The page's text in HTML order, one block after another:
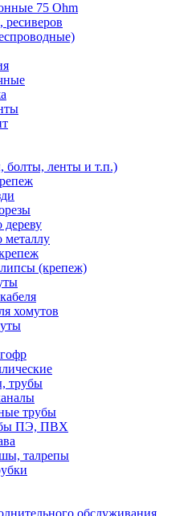
75 Ohm
ресиверов
болты, ленты и т.п.)
металлу
(крепеж)
хомутов
трубы
трубы
ПЭ, ПВХ
талрепы
обслуживания